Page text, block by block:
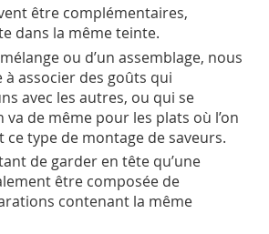
être complémentaires,
dans la même teinte.
ou d’un assemblage, nous
associer des goûts qui
avec les autres, ou qui se
de même pour les plats où l’on
type de montage de saveurs.
de garder en tête qu’une
être composée de
contenant la même